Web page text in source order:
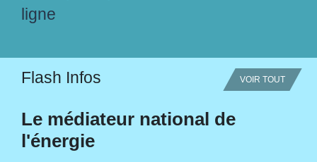
ligne
Flash Infos VOIR TOUT
Le médiateur national de
l'énergie